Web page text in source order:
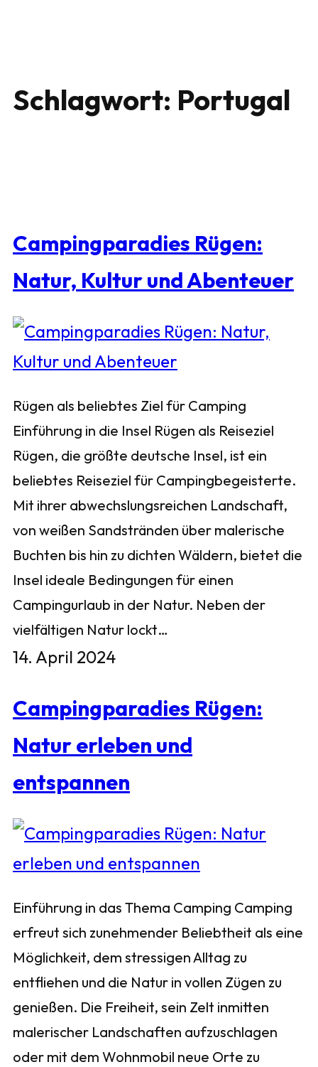
Schlagwort: Portugal
Campingparadies Rügen:
Natur, Kultur und Abenteuer
Rügen als beliebtes Ziel für Camping
Einführung in die Insel Rügen als Reiseziel
Rügen, die größte deutsche Insel, ist ein
beliebtes Reiseziel für Campingbegeisterte.
Mit ihrer abwechslungsreichen Landschaft,
von weißen Sandstränden über malerische
Buchten bis hin zu dichten Wäldern, bietet die
Insel ideale Bedingungen für einen
Campingurlaub in der Natur. Neben der
vielfältigen Natur lockt…
14. April 2024
Campingparadies Rügen:
Natur erleben und
entspannen
Einführung in das Thema Camping Camping
erfreut sich zunehmender Beliebtheit als eine
Möglichkeit, dem stressigen Alltag zu
entfliehen und die Natur in vollen Zügen zu
genießen. Die Freiheit, sein Zelt inmitten
malerischer Landschaften aufzuschlagen
oder mit dem Wohnmobil neue Orte zu